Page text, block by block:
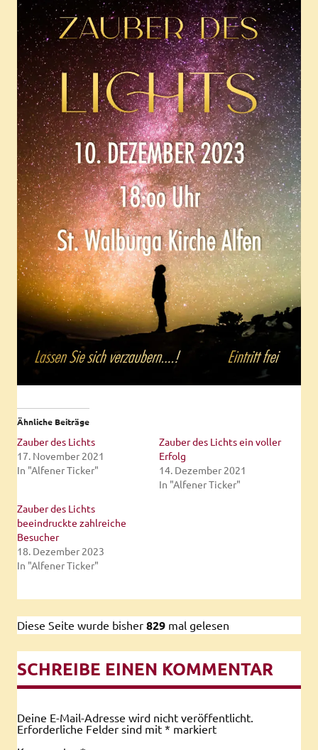
Ähnliche Beiträge
Zauber des Lichts
17. November 2021
In "Alfener Ticker"
Zauber des Lichts ein voller
Erfolg
14. Dezember 2021
In "Alfener Ticker"
Zauber des Lichts
beeindruckte zahlreiche
Besucher
18. Dezember 2023
In "Alfener Ticker"
Diese Seite wurde bisher 829 mal gelesen
SCHREIBE EINEN KOMMENTAR
Deine E-Mail-Adresse wird nicht veröffentlicht.
Erforderliche Felder sind mit * markiert